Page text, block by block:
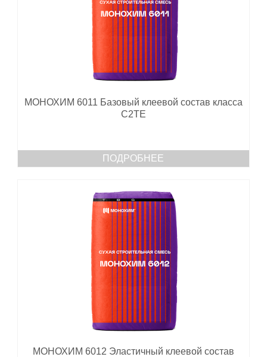
МОНОХИМ 6011 Базовый клеевой состав класса
С2ТЕ
ПОДРОБНЕЕ
МОНОХИМ 6012 Эластичный клеевой состав